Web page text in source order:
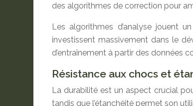
des algorithmes de correction pour
Les algorithmes d’analyse jouent
investissent massivement dans le
d’entraînement à partir des données
Résistance aux chocs et
La durabilité est un aspect crucial
tandis que l’étanchéité permet son